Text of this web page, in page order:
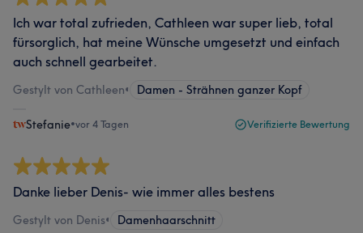
Ich war total zufrieden, Cathleen war super lieb, total
fürsorglich, hat meine Wünsche umgesetzt und einfach
auch schnell gearbeitet.
Gestylt von Cathleen• Damen - Strähnen ganzer Kopf
Stefanie•vor 4 Tagen Verifizierte Bewertung
Danke lieber Denis- wie immer alles bestens
Gestylt von Denis• Damenhaarschnitt